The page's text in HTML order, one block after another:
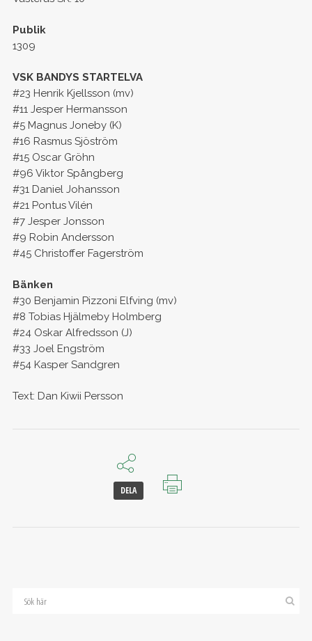
Publik
1309
VSK BANDYS STARTELVA
#23 Henrik Kjellsson (mv)
#11 Jesper Hermansson
#5 Magnus Joneby (K)
#16 Rasmus Sjöström
#15 Oscar Gröhn
#96 Viktor Spångberg
#31 Daniel Johansson
#21 Pontus Vilén
#7 Jesper Jonsson
#9 Robin Andersson
#45 Christoffer Fagerström
Bänken
#30 Benjamin Pizzoni Elfving (mv)
#8 Tobias Hjälmeby Holmberg
#24 Oskar Alfredsson (J)
#33 Joel Engström
#54 Kasper Sandgren
Text: Dan Kiwii Persson
DELA